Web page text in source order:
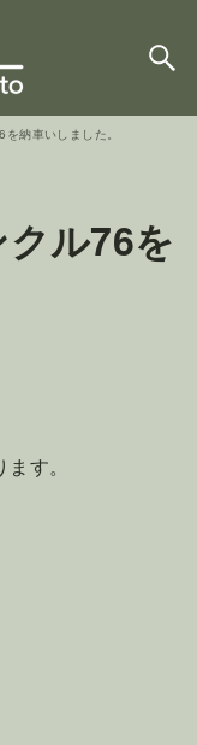
納車いしました。
ル76を
す。